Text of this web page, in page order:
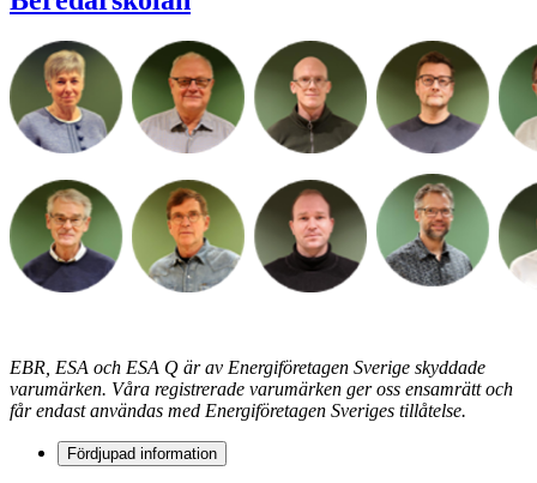
EBR, ESA och ESA Q är av Energiföretagen Sverige skyddade
varumärken. Våra registrerade varumärken ger oss ensamrätt och
får endast användas med Energiföretagen Sveriges tillåtelse.
Fördjupad information